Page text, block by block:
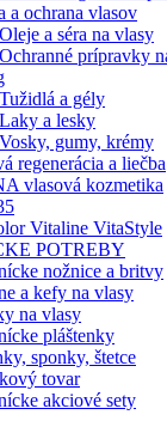
a ochrana vlasov
Oleje a séra na vlasy
Ochranné prípravky
Tužidlá a gély
Laky a lesky
Vosky, gumy, krémy
regenerácia a liečba
vlasová kozmetika
Vitaline VitaStyle
POTREBY
nožnice a britvy
a kefy na vlasy
na vlasy
pláštenky
sponky, štetce
tovar
akciové sety